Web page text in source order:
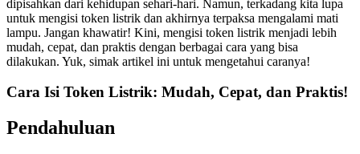
dipisahkan dari kehidupan sehari-hari. Namun, terkadang kita lupa
untuk mengisi token listrik dan akhirnya terpaksa mengalami mati
lampu. Jangan khawatir! Kini, mengisi token listrik menjadi lebih
mudah, cepat, dan praktis dengan berbagai cara yang bisa
dilakukan. Yuk, simak artikel ini untuk mengetahui caranya!
Cara Isi Token Listrik: Mudah, Cepat, dan Praktis!
Pendahuluan